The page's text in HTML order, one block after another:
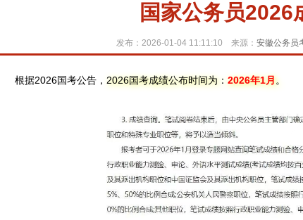
国家公务员2026
发布：2026-01-04 11:11:10 来源： 安徽公务员
根据2026国考公告， 2026国考成绩公布时间为： 2026年1月。